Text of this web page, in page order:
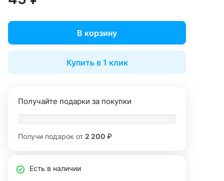
В корзину
Купить в 1 клик
Получайте подарки за покупки
Получи подарок от 2 200 ₽
Есть в наличии